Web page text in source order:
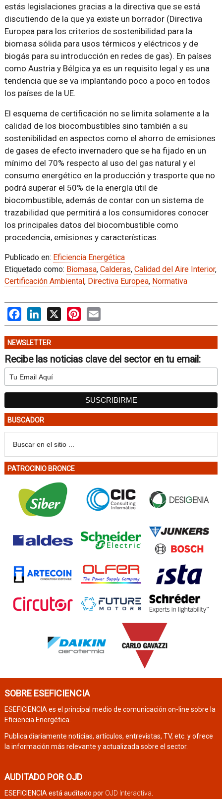
estás legislaciones gracias a la directiva que se está
discutiendo de la que ya existe un borrador (Directiva
Europea para los criterios de sostenibilidad para la
biomasa sólida para usos térmicos y eléctricos y de
biogás para su introducción en redes de gas). En países
como Austria y Bélgica ya es un requisito legal y es una
tendencia que se va implantando poco a poco en todos
los países de la UE.
El esquema de certificación no se limita solamente a la
calidad de los biocombustibles sino también a su
sostenibilidad en aspectos como el ahorro de emisiones
de gases de efecto invernadero que se ha fijado en un
mínimo del 70% respecto al uso del gas natural y el
consumo energético en la producción y trasporte que no
podrá superar el 50% de la energía útil de
biocombustible, además de contar con un sistema de
trazabilidad que permitirá a los consumidores conocer
los principales datos del biocombustible como
procedencia, emisiones y características.
Publicado en: Eficiencia Energética
Etiquetado como: Biomasa, Calderas, Calidad del Aire Interior,
Certificación Ambiental, Directiva Europea, Normativa
FacebookLinkedIn
X PinterestEmail
NEWSLETTER
Recibe las noticias clave del sector en tu email:
BUSCADOR
PATROCINIO BRONCE
SOBRE ESEFICIENCIA
ESEFICIENCIA es el principal medio de comunicación on-line sobre la
Eficiencia Energética.
Publica diariamente noticias, artículos, entrevistas, TV, etc. y ofrece
la información más relevante y actualizada sobre el sector.
AUDITADO POR OJD
ESEFICIENCIA está auditado por OJD Interactiva